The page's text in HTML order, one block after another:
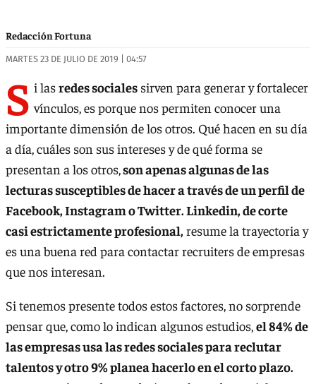
Redacción Fortuna
MARTES 23 DE JULIO DE 2019 | 04:57
S i lasredes sociales sirven para generar y fortalecer
vínculos, es porque nos permiten conocer una
importante dimensión de los otros. Qué hacen en su día
a día, cuáles son sus intereses y de qué forma se
presentan a los otros,son apenas algunas de las
lecturas susceptibles de hacer a través de un perfil de
Facebook, Instagram o Twitter. Linkedin, de corte
casi estrictamente profesional,resume la trayectoria y
es una buena red para contactar recruiters de empresas
que nos interesan.
Si tenemos presente todos estos factores, no sorprende
pensar que, como lo indican algunos estudios,el 84% de
las empresas usa las redes sociales para reclutar
talentos y otro 9% planea hacerlo en el corto plazo.